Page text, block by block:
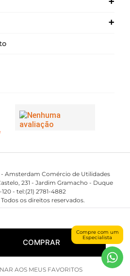
Compre com um
Especialista
COMPRAR
+
- Amsterdam Comércio de Utilidades
231 - Jardim Gramacho - Duque
- tel:(21) 2781-4882
os direitos reservados.
by